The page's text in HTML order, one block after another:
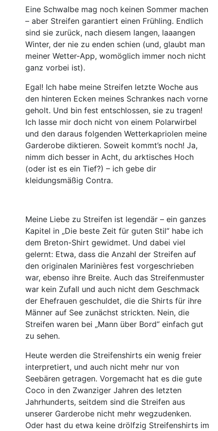
Eine Schwalbe mag noch keinen Sommer machen
– aber Streifen garantiert einen Frühling. Endlich
sind sie zurück, nach diesem langen, laaangen
Winter, der nie zu enden schien (und, glaubt man
meiner Wetter-App, womöglich immer noch nicht
ganz vorbei ist).
Egal! Ich habe meine Streifen letzte Woche aus
den hinteren Ecken meines Schrankes nach vorne
geholt. Und bin fest entschlossen, sie zu tragen!
Ich lasse mir doch nicht von einem Polarwirbel
und den daraus folgenden Wetterkapriolen meine
Garderobe diktieren. Soweit kommt’s noch! Ja,
nimm dich besser in Acht, du arktisches Hoch
(oder ist es ein Tief?) – ich gebe dir
kleidungsmäßig Contra.
Meine Liebe zu Streifen ist legendär – ein ganzes
Kapitel in „Die beste Zeit für guten Stil“ habe ich
dem Breton-Shirt gewidmet. Und dabei viel
gelernt: Etwa, dass die Anzahl der Streifen auf
den originalen Marinières fest vorgeschrieben
war, ebenso ihre Breite. Auch das Streifenmuster
war kein Zufall und auch nicht dem Geschmack
der Ehefrauen geschuldet, die die Shirts für ihre
Männer auf See zunächst strickten. Nein, die
Streifen waren bei „Mann über Bord“ einfach gut
zu sehen.
Heute werden die Streifenshirts ein wenig freier
interpretiert, und auch nicht mehr nur von
Seebären getragen. Vorgemacht hat es die gute
Coco in den Zwanziger Jahren des letzten
Jahrhunderts, seitdem sind die Streifen aus
unserer Garderobe nicht mehr wegzudenken.
Oder hast du etwa keine drölfzig Streifenshirts im